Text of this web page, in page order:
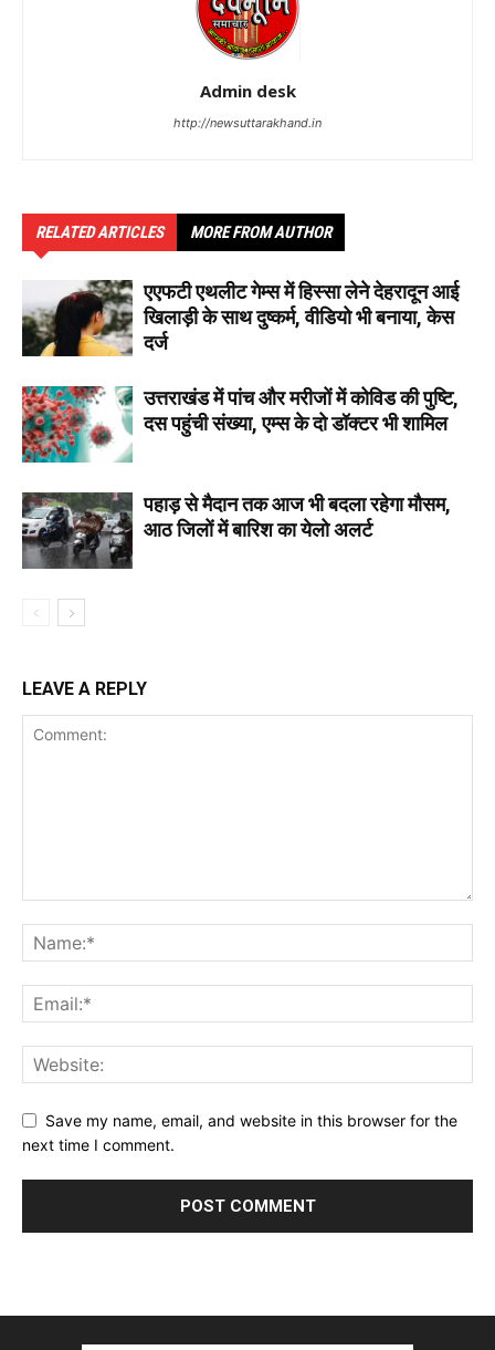
Admin desk
http://newsuttarakhand.in
RELATED ARTICLES MORE FROM AUTHOR
एएफटी एथलीट गेम्स में हिस्सा लेने देहरादून आई
खिलाड़ी के साथ दुष्कर्म, वीडियो भी बनाया, केस
दर्ज
उत्तराखंड में पांच और मरीजों में कोविड की पुष्टि,
दस पहुंची संख्या, एम्स के दो डॉक्टर भी शामिल
पहाड़ से मैदान तक आज भी बदला रहेगा मौसम,
आठ जिलों में बारिश का येलो अलर्ट
LEAVE A REPLY
Save my name, email, and website in this browser for the
next time I comment.